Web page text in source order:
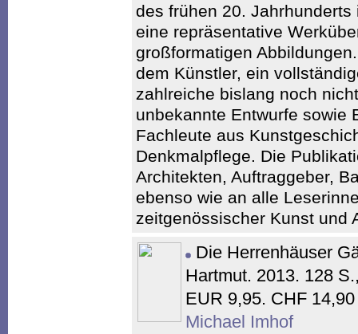
des frühen 20.
eine repräsentative
großformatigen
dem Künstler, ein
zahlreiche bislang noch
unbekannte Entwurfe sowie
Fachleute aus
Denkmalpflege. Die
Architekten, Auftraggeber,
ebenso wie an alle
zeitgenössischer Kunst und
Die Herrenhäuser
Hartmut. 2013. 128
EUR 9,95. CHF
Michael Imhof